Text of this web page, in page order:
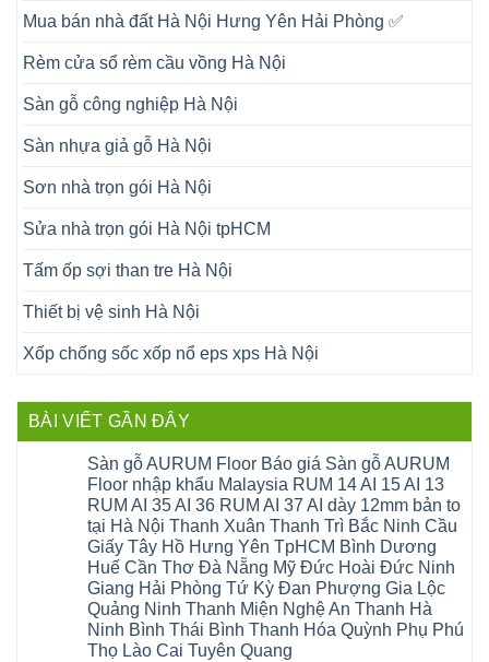
Mua bán nhà đất Hà Nội Hưng Yên Hải Phòng ✅
Rèm cửa sổ rèm cầu vồng Hà Nội
Sàn gỗ công nghiệp Hà Nội
Sàn nhựa giả gỗ Hà Nội
Sơn nhà trọn gói Hà Nội
Sửa nhà trọn gói Hà Nội tpHCM
Tấm ốp sợi than tre Hà Nội
Thiết bị vệ sinh Hà Nội
Xốp chống sốc xốp nổ eps xps Hà Nội
BÀI VIẾT GẦN ĐÂY
Sàn gỗ AURUM Floor Báo giá Sàn gỗ AURUM
Floor nhập khẩu Malaysia RUM 14 AI 15 AI 13
RUM AI 35 AI 36 RUM AI 37 AI dày 12mm bản to
tại Hà Nội Thanh Xuân Thanh Trì Bắc Ninh Cầu
Giấy Tây Hồ Hưng Yên TpHCM Bình Dương
Huế Cần Thơ Đà Nẵng Mỹ Đức Hoài Đức Ninh
Giang Hải Phòng Tứ Kỳ Đan Phượng Gia Lộc
Quảng Ninh Thanh Miện Nghệ An Thanh Hà
Ninh Bình Thái Bình Thanh Hóa Quỳnh Phụ Phú
Thọ Lào Cai Tuyên Quang